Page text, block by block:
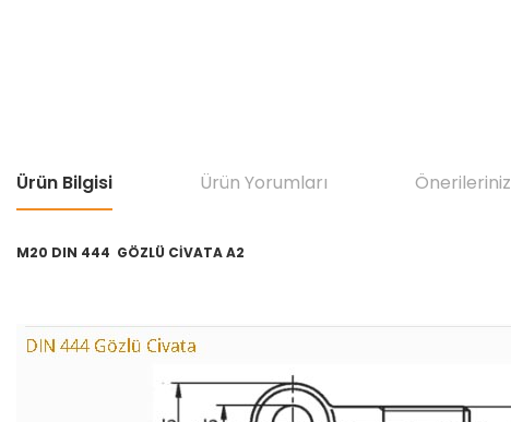
Ürün Bilgisi Ürün Yorumları Önerileriniz
M20 DIN 444 GÖZLÜ CİVATA A2